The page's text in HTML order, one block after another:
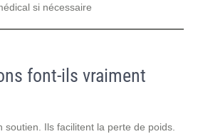
si nécessaire
font-ils vraiment
soutien. Ils facilitent la perte de poids.